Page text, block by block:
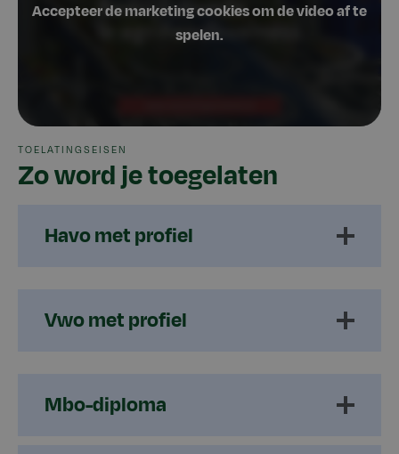
TOELATINGSEISEN
Zo word je toegelaten
Havo met profiel
Vwo met profiel
Mbo-diploma